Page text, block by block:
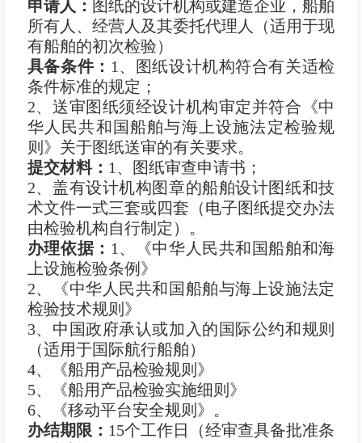
申请人： 图纸的设计机构或建造企业，船舶
所有人、经营人及其委托代理人（适用于现
有船舶的初次检验）
具备条件： 1、图纸设计机构符合有关适检
条件标准的规定；
2、送审图纸须经设计机构审定并符合《中
华人民共和国船舶与海上设施法定检验规
则》关于图纸送审的有关要求。
提交材料： 1、图纸审查申请书；
2、盖有设计机构图章的船舶设计图纸和技
术文件一式三套或四套（电子图纸提交办法
由检验机构自行制定）。
办理依据： 1、《中华人民共和国船舶和海
上设施检验条例》
2、《中华人民共和国船舶与海上设施法定
检验技术规则》
3、中国政府承认或加入的国际公约和规则
（适用于国际航行船舶）
4、《船用产品检验规则》
5、《船用产品检验实施细则》
6、《移动平台安全规则》。
办结期限： 15个工作日（经审查具备批准条